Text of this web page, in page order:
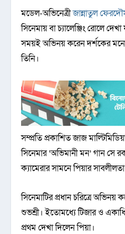
মডেল-অভিনেত্রীজান্নাতুল
সিনেমায় বা চ্যালেঞ্জিং রোলে
সময়ই অভিনয় করেন দর্শকের
তিনি।
সম্প্রতি প্রকাশিত জাজ
সিনেমার ‘অভিমানী মন’ গান সে
ক্যামেরার সামনে পিয়ার
সিনেমাটির প্রধান চরিত্রে
শুভশ্রী। ইতোমধ্যে টিজার ও
প্রথম দেখা দিলেন পিয়া।